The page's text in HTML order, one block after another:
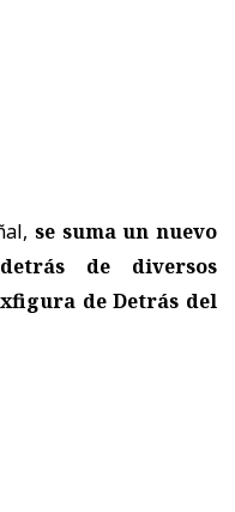
se suma un nuevo
de diversos
de Detrás del